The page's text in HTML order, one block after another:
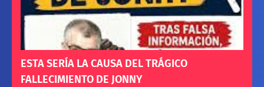
ESTA SERÍA LA CAUSA DEL TRÁGICO
FALLECIMIENTO DE JONNY